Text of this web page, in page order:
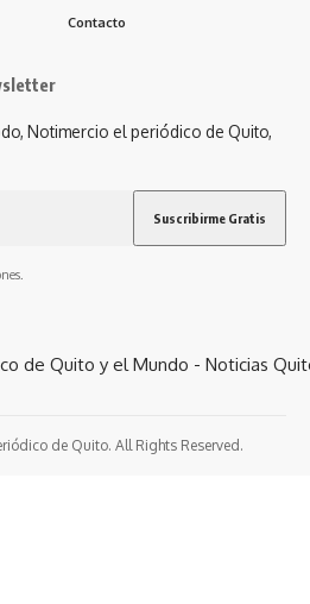
Contacto
Notimercio el periódico de Quito,
de Quito. All Rights Reserved.